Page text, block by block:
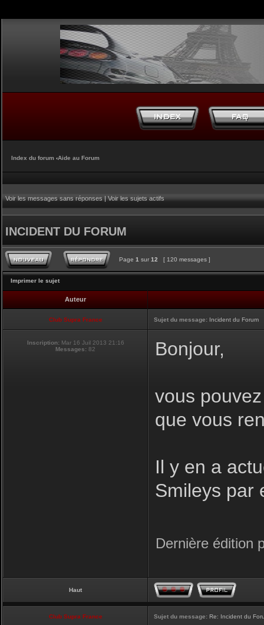
Index du forum ‹Aide au Forum
Voir les messages sans réponses|Voir les sujets actifs
INCIDENT DU FORUM
Page 1 sur 12 [ 120 messages ]
Imprimer le sujet
Auteur
Club Supra France Sujet du message: Incident du Forum
Inscription: Mar 16 Juil 2013 21:16
Messages: 82 Bonjour,
vous
que vous
Il y en a
Smileys par
Dernière édition
Haut
Club Supra France Sujet du message: Re: Incident du